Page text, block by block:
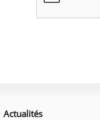
Actualités